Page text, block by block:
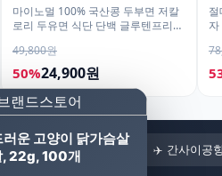
마이노멀 100% 국산콩 두부면 저칼
로리 두유면 식단 단백 글루텐프리
49,800원
50%24,900원
니버설 🚇 오사카패스 ✈️ 간사이공
운 고양이 닭가슴살
, 22g, 100개